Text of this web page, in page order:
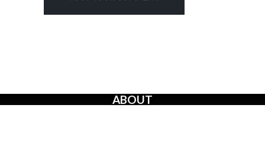
ABOUT